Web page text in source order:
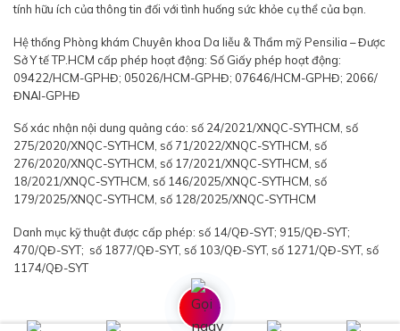
tính hữu ích của thông tin đối với tình huống sức khỏe cụ thể của bạn.
Hệ thống Phòng khám Chuyên khoa Da liễu & Thẩm mỹ Pensilia – Được
Sở Y tế TP.HCM cấp phép hoạt động: Số Giấy phép hoạt động:
09422/HCM-GPHĐ; 05026/HCM-GPHĐ; 07646/HCM-GPHĐ; 2066/
ĐNAI-GPHĐ
Số xác nhận nội dung quảng cáo: số 24/2021/XNQC-SYTHCM, số
275/2020/XNQC-SYTHCM, số 71/2022/XNQC-SYTHCM, số
276/2020/XNQC-SYTHCM, số 17/2021/XNQC-SYTHCM, số
18/2021/XNQC-SYTHCM, số 146/2025/XNQC-SYTHCM, số
179/2025/XNQC-SYTHCM, số 128/2025/XNQC-SYTHCM
Danh mục kỹ thuật được cấp phép: số 14/QĐ-SYT; 915/QĐ-SYT;
470/QĐ-SYT; số 1877/QĐ-SYT, số 103/QĐ-SYT, số 1271/QĐ-SYT, số
1174/QĐ-SYT